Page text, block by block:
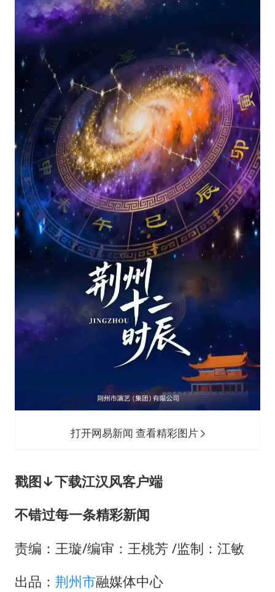
打开网易新闻 查看精彩图片
戳图↓下载江汉风客户端
不错过每一条精彩新闻
责编：王璇/编审：王桃芳 /监制：江敏
出品： 荆州市融媒体中心